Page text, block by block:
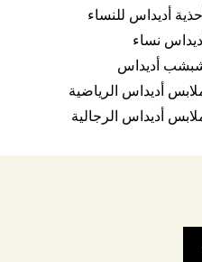
أديداس للنساء
نساء
أديداس
أديداس الرياضية
أديداس الرجالية